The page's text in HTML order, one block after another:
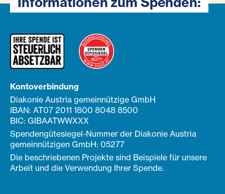
Kontoverbindung
Diakonie Austria gemeinnützige GmbH
IBAN: AT07 2011 1800 8048 8500
BIC: GIBAATWWXXX
Spendengütesiegel-Nummer der Diakonie Austria
gemeinnützigen GmbH: 05277
Die beschriebenen Projekte sind Beispiele für unsere
Arbeit und die Verwendung Ihrer Spende.